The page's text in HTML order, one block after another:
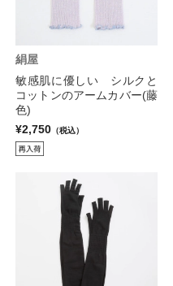
絹屋
敏感肌に優しい シルクと
コットンのアームカバー(藤
色)
¥2,750 （税込）